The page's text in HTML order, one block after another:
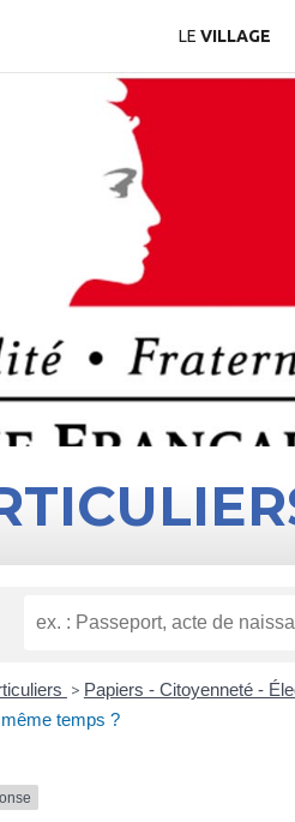
LE VILLAGE
> Papiers - Citoyenneté -
temps ?